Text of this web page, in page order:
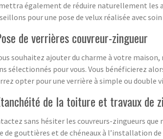
également de réduire naturellement les
pour une pose de velux réalisée avec
de verrières couvreur-zingueur
souhaitez ajouter du charme à votre
sélectionnés pour vous. Vous bénéficierez
opter pour une verrière à simple ou double
de la toiture et travaux de
sans hésiter les couvreurs-zingueurs
de gouttières et de chéneaux à l’installation